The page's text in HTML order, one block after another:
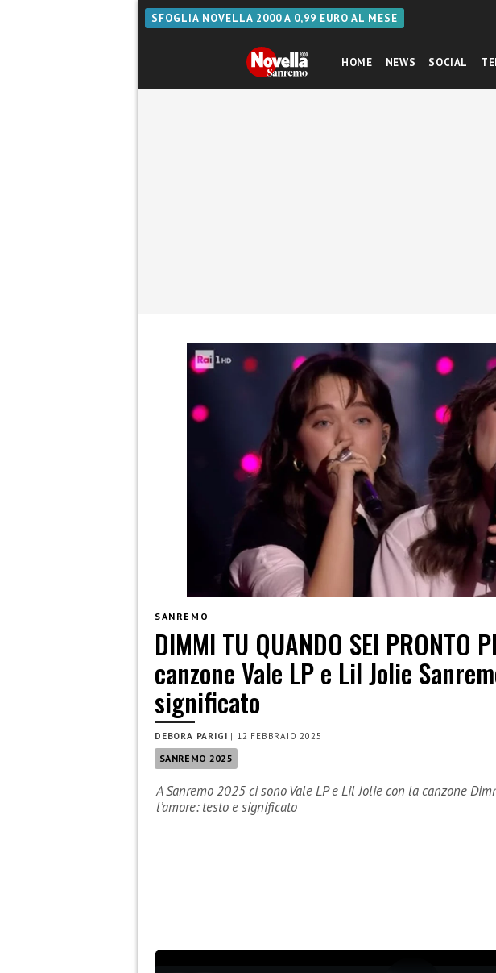
SFOGLIA NOVELLA 2000 A 0,99 EURO AL MESE
HOME NEWS SOCIAL
SANREMO
DIMMI TU QUANDO SEI PRONTO
canzone Vale LP e Lil Jolie
significato
DEBORA PARIGI | 12 FEBBRAIO 2025
SANREMO 2025
A Sanremo 2025 ci sono Vale LP e Lil Jolie con la canzone
l’amore: testo e significato